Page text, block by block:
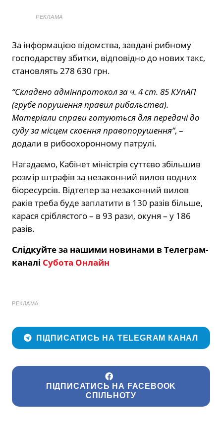
РЕКЛАМА
За інформацією відомства, завдані рибному
господарству збитки, відповідно до нових такс,
становлять 278 630 грн.
“Складено адмінпротокол за ч. 4 ст. 85 КУпАП
(грубе порушення правил рибальства).
Матеріали справи готуються для передачі до
суду за місцем скоєння правопорушення”, –
додали в рибоохоронному патрулі.
Нагадаємо, Кабінет міністрів суттєво збільшив
розмір штрафів за незаконний вилов водних
біоресурсів. Відтепер за незаконний вилов
раків треба буде заплатити в 130 разів більше,
карася сріблястого – в 93 рази, окуня – у 186
разів.
Слідкуйте за нашими новинами в Телеграм-
каналі Субота Онлайн
РЕКЛАМА
ПІДПИСАТИСЬ НА TELEGRAM КАНАЛ
ПІДПИСАТИСЬ НА FACEBOOK
СПІЛЬНОТУ